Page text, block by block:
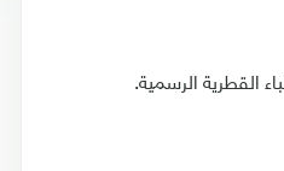
القطرية الرسمية.